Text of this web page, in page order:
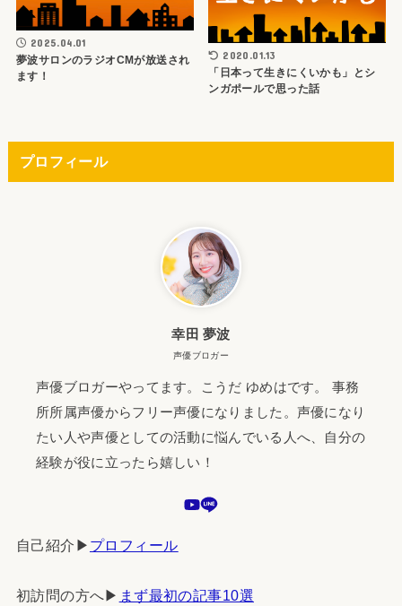
2025.04.01
夢波サロンのラジオCMが放送され
ます！
2020.01.13
「日本って生きにくいかも」とシ
ンガポールで思った話
プロフィール
幸田 夢波
声優ブロガー
声優ブロガーやってます。こうだ ゆめはです。 事務
所所属声優からフリー声優になりました。声優になり
たい人や声優としての活動に悩んでいる人へ、自分の
経験が役に立ったら嬉しい！
自己紹介▶︎ プロフィール
初訪問の方へ▶︎ まず最初の記事10選